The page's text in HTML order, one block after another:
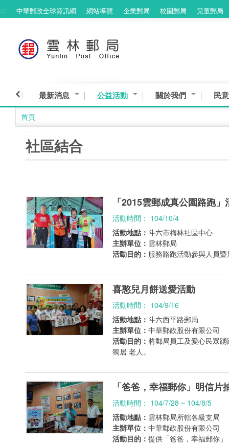
跳到主要內容區塊
::: 中華郵政全球資訊網 網站導覽 企業郵局 校園郵局 兒童郵局
最新消息 公益活動 關於我們 民
首頁
社區結合
「2015雲郵成真公園路跑」
活動時間： 104/10/4
活動地點： 斗六市梅林社區中心
主辦單位： 雲林郵局
活動目的： 服務路跑活動參與人員
喜憨兒月餅送愛活動
活動時間： 104/9/16
活動地點： 斗六西平路郵局
主辦單位： 中華郵政股份有限公司
活動目的： 將郵局員工及愛心民眾
獨居 老人。
「爸爸，幸福郵你」明信片
活動時間： 104/7/28 ~ 104/8/5
活動地點： 雲林郵局所轄各級支局
主辦單位： 中華郵政股份有限公司
活動目的： 提供「爸爸，幸福郵你